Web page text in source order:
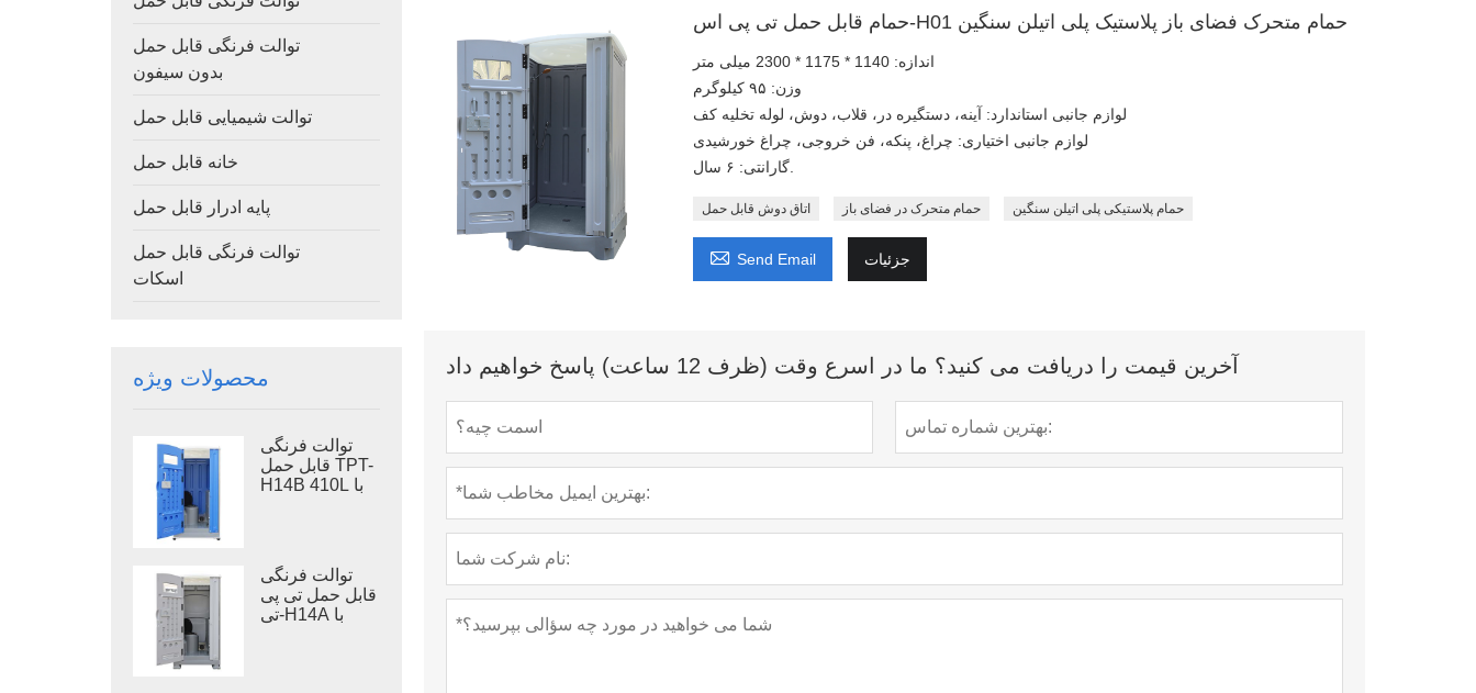
توالت فرنگی قابل حمل
بدون سیفون
توالت شیمیایی قابل حمل
خانه قابل حمل
پایه ادرار قابل حمل
توالت فرنگی قابل حمل
اسکات
محصولات ویژه
توالت فرنگی
قابل حمل TPT-
H14B 410L با
فلزی
توالت فرنگی
قابل حمل تی پی
تی-H14A با
حمام قابل حمل تی پی اس-H01 حمام متحرک فضای باز پلاستیک پلی اتیلن سنگین
اندازه: 1140 * 1175 * 2300 میلی متر
وزن: ۹۵ کیلوگرم
لوازم جانبی استاندارد: آینه، دستگیره در، قلاب، دوش، لوله تخلیه کف
لوازم جانبی اختیاری: چراغ، پنکه، فن خروجی، چراغ خورشیدی
گارانتی: ۶ سال.
اتاق دوش قابل حمل حمام متحرک در فضای باز حمام پلاستیکی پلی اتیلن سنگین
 Send Email جزئیات
آخرین قیمت را دریافت می کنید؟ ما در اسرع وقت (ظرف 12 ساعت) پاسخ خواهیم داد